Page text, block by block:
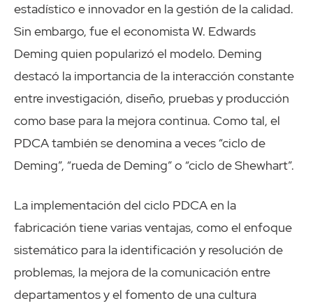
estadístico e innovador en la gestión de la calidad.
Sin embargo, fue el economista W. Edwards
Deming quien popularizó el modelo. Deming
destacó la importancia de la interacción constante
entre investigación, diseño, pruebas y producción
como base para la mejora continua. Como tal, el
PDCA también se denomina a veces “ciclo de
Deming”, “rueda de Deming” o “ciclo de Shewhart”.
La implementación del ciclo PDCA en la
fabricación tiene varias ventajas, como el enfoque
sistemático para la identificación y resolución de
problemas, la mejora de la comunicación entre
departamentos y el fomento de una cultura